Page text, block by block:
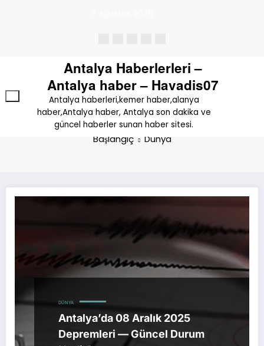
Antalya Haberlerleri –
Antalya haber – Havadis07
Antalya haberleri,kemer haber,alanya
haber,Antalya haber, Antalya son dakika ve
güncel haberler sunan haber sitesi.
Kategori: Dünya
Başlangıç Dünya
DÜNYA
Antalya’da 08 Aralık 2025
Depremleri — Güncel Durum